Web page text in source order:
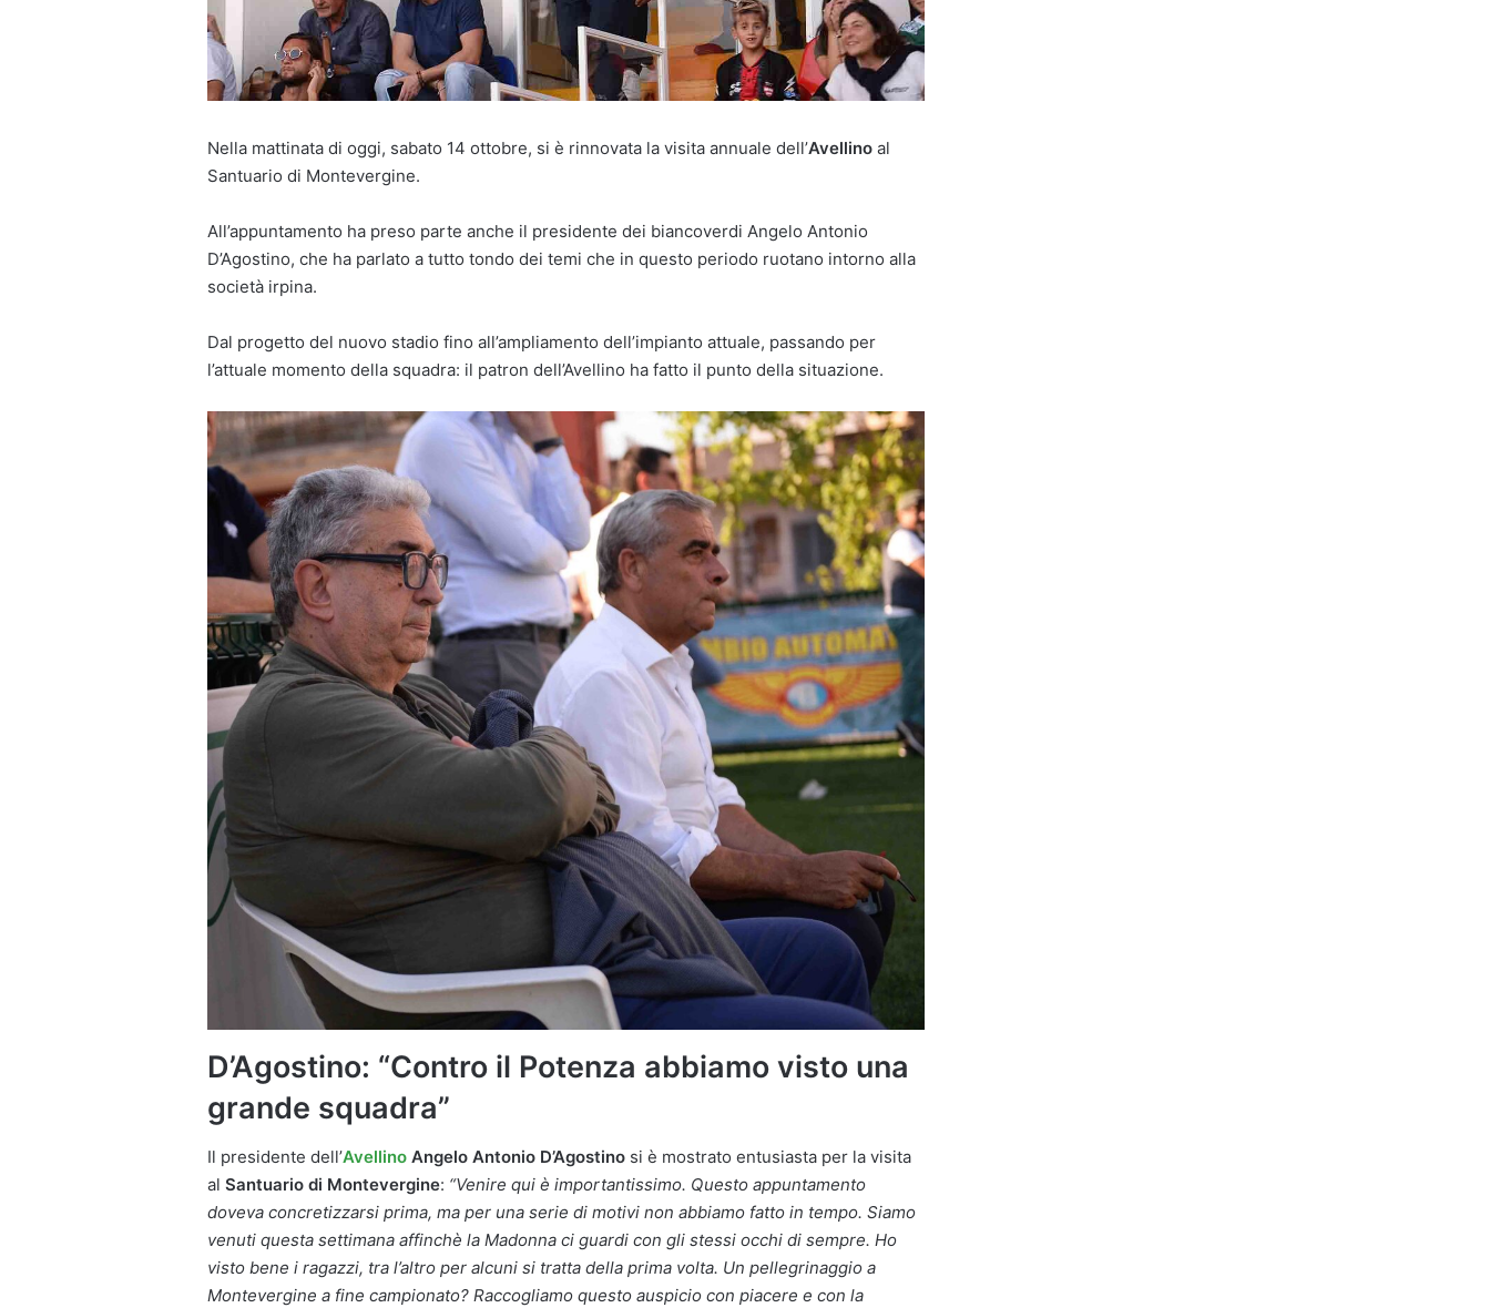
Nella mattinata di oggi, sabato 14 ottobre, si è rinnovata la visita annuale dell’Avellino al
Santuario di Montevergine.
All’appuntamento ha preso parte anche il presidente dei biancoverdi Angelo Antonio
D’Agostino, che ha parlato a tutto tondo dei temi che in questo periodo ruotano intorno alla
società irpina.
Dal progetto del nuovo stadio fino all’ampliamento dell’impianto attuale, passando per
l’attuale momento della squadra: il patron dell’Avellino ha fatto il punto della situazione.
D’Agostino: “Contro il Potenza abbiamo visto una
grande squadra”
Il presidente dell’Avellino Angelo Antonio D’Agostino si è mostrato entusiasta per la visita
al Santuario di Montevergine: “Venire qui è importantissimo. Questo appuntamento
doveva concretizzarsi prima, ma per una serie di motivi non abbiamo fatto in tempo. Siamo
venuti questa settimana affinchè la Madonna ci guardi con gli stessi occhi di sempre. Ho
visto bene i ragazzi, tra l’altro per alcuni si tratta della prima volta. Un pellegrinaggio a
Montevergine a fine campionato? Raccogliamo questo auspicio con piacere e con la